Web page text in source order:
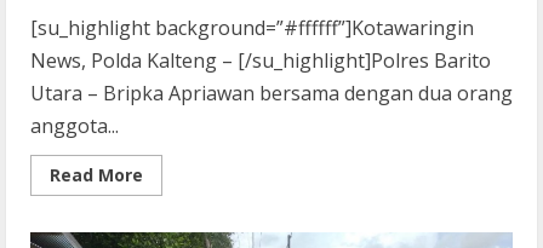
[su_highlight background=”#ffffff”]Kotawaringin
News, Polda Kalteng – [/su_highlight]Polres Barito
Utara – Bripka Apriawan bersama dengan dua orang
anggota...
Read More
more
Karhutla,